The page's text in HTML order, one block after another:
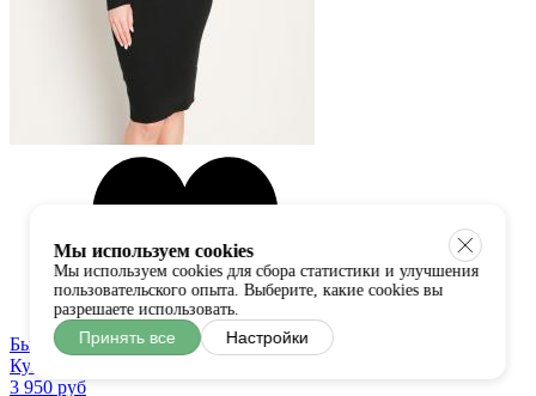
Быстрый просмотр
Купить в один клик
3 950 руб
Мы используем cookies
Мы используем cookies для сбора статистики и улучшения
пользовательского опыта. Выберите, какие cookies вы
разрешаете использовать.
Принять все Настройки